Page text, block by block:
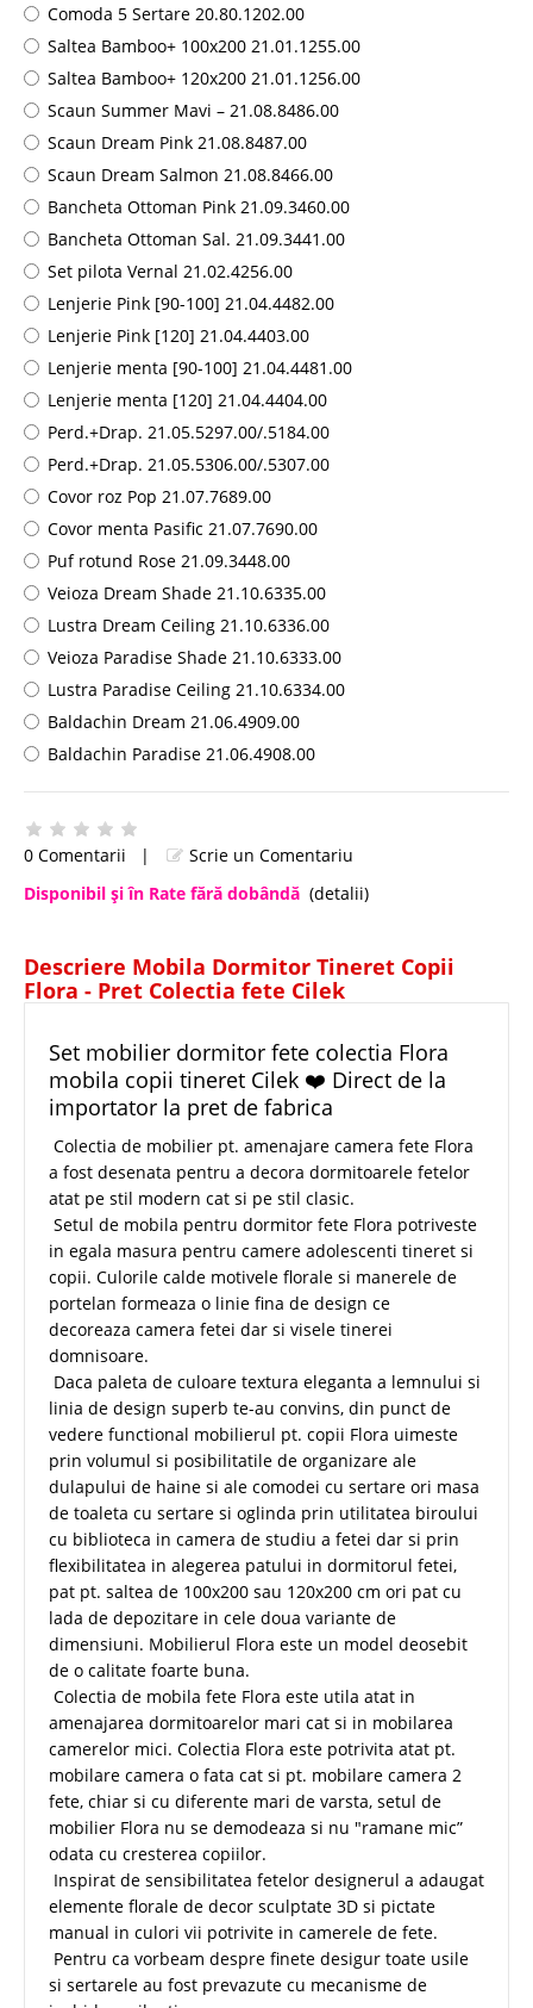
Comoda 5 Sertare 20.80.1202.00
Saltea Bamboo+ 100x200 21.01.1255.00
Saltea Bamboo+ 120x200 21.01.1256.00
Scaun Summer Mavi – 21.08.8486.00
Scaun Dream Pink 21.08.8487.00
Scaun Dream Salmon 21.08.8466.00
Bancheta Ottoman Pink 21.09.3460.00
Bancheta Ottoman Sal. 21.09.3441.00
Set pilota Vernal 21.02.4256.00
Lenjerie Pink [90-100] 21.04.4482.00
Lenjerie Pink [120] 21.04.4403.00
Lenjerie menta [90-100] 21.04.4481.00
Lenjerie menta [120] 21.04.4404.00
Perd.+Drap. 21.05.5297.00/.5184.00
Perd.+Drap. 21.05.5306.00/.5307.00
Covor roz Pop 21.07.7689.00
Covor menta Pasific 21.07.7690.00
Puf rotund Rose ​​21.09.3448.00
Veioza Dream Shade 21.10.6335.00
Lustra Dream Ceiling 21.10.6336.00
Veioza Paradise Shade 21.10.6333.00
Lustra Paradise Ceiling 21.10.6334.00
Baldachin Dream 21.06.4909.00
Baldachin Paradise 21.06.4908.00
0 Comentarii |
Scrie un Comentariu
Disponibil şi în Rate fără dobândă (detalii)
Descriere Mobila Dormitor Tineret Copii
Flora - Pret Colectia fete Cilek
Set mobilier dormitor fete colectia Flora
mobila copii tineret Cilek ❤️ Direct de la
importator la pret de fabrica
Colectia de mobilier pt. amenajare camera fete Flora
a fost desenata pentru a decora dormitoarele fetelor
atat pe stil modern cat si pe stil clasic.
Setul de mobila pentru dormitor fete Flora potriveste
in egala masura pentru camere adolescenti tineret si
copii. Culorile calde motivele florale si manerele de
portelan formeaza o linie fina de design ce
decoreaza camera fetei dar si visele tinerei
domnisoare.
Daca paleta de culoare textura eleganta a lemnului si
linia de design superb te-au convins, din punct de
vedere functional mobilierul pt. copii Flora uimeste
prin volumul si posibilitatile de organizare ale
dulapului de haine si ale comodei cu sertare ori masa
de toaleta cu sertare si oglinda prin utilitatea biroului
cu biblioteca in camera de studiu a fetei dar si prin
flexibilitatea in alegerea patului in dormitorul fetei,
pat pt. saltea de 100x200 sau 120x200 cm ori pat cu
lada de depozitare in cele doua variante de
dimensiuni. Mobilierul Flora este un model deosebit
de o calitate foarte buna.
Colectia de mobila fete Flora este utila atat in
amenajarea dormitoarelor mari cat si in mobilarea
camerelor mici. Colectia Flora este potrivita atat pt.
mobilare camera o fata cat si pt. mobilare camera 2
fete, chiar si cu diferente mari de varsta, setul de
mobilier Flora nu se demodeaza si nu "ramane mic”
odata cu cresterea copiilor.
Inspirat de sensibilitatea fetelor designerul a adaugat
elemente florale de decor sculptate 3D si pictate
manual in culori vii potrivite in camerele de fete.
Pentru ca vorbeam despre finete desigur toate usile
si sertarele au fost prevazute cu mecanisme de